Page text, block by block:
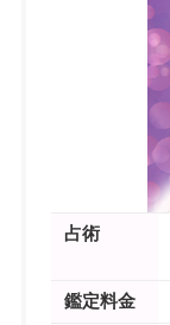
占術
鑑定料金